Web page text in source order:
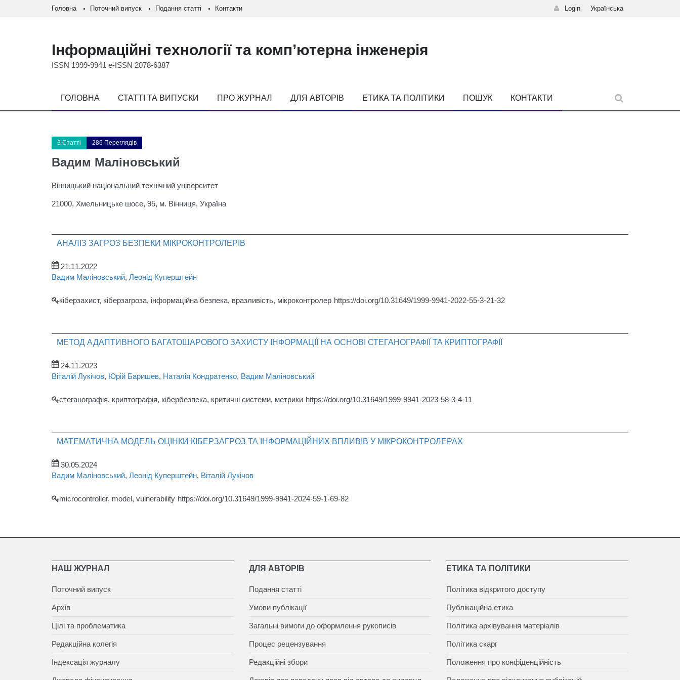
Головна Поточний випуск Подання статті Контакти Login Українська
Інформаційні технології та комп’ютерна інженерія
ISSN 1999-9941 e-ISSN 2078-6387
ГОЛОВНА СТАТТІ ТА ВИПУСКИ ПРО ЖУРНАЛ ДЛЯ АВТОРІВ ЕТИКА ТА ПОЛІТИКИ ПОШУК КОНТАКТИ
3 Статті 286 Переглядів
Вадим Маліновський
Вінницький національний технічний університет
21000, Хмельницьке шосе, 95, м. Вінниця, Україна
АНАЛІЗ ЗАГРОЗ БЕЗПЕКИ МІКРОКОНТРОЛЕРІВ
21.11.2022
Вадим Маліновський, Леонід Куперштейн
кіберзахист, кіберзагроза, інформаційна безпека, вразливість, мікроконтролер https://doi.org/10.31649/1999-9941-2022-55-3-21-32
МЕТОД АДАПТИВНОГО БАГАТОШАРОВОГО ЗАХИСТУ ІНФОРМАЦІЇ НА ОСНОВІ СТЕГАНОГРАФІЇ ТА КРИПТОГРАФІЇ
24.11.2023
Віталій Лукічов, Юрій Баришев, Наталія Кондратенко, Вадим Маліновський
стеганографія, криптографія, кібербезпека, критичні системи, метрики https://doi.org/10.31649/1999-9941-2023-58-3-4-11
МАТЕМАТИЧНА МОДЕЛЬ ОЦІНКИ КІБЕРЗАГРОЗ ТА ІНФОРМАЦІЙНИХ ВПЛИВІВ У МІКРОКОНТРОЛЕРАХ
30.05.2024
Вадим Маліновський, Леонід Куперштейн, Віталій Лукічов
microcontroller, model, vulnerability https://doi.org/10.31649/1999-9941-2024-59-1-69-82
НАШ ЖУРНАЛ
Поточний випуск
Архів
Цілі та проблематика
Редакційна колегія
Індексація журналу
ДЛЯ АВТОРІВ
Подання статті
Умови публікації
Загальні вимоги до оформлення рукописів
Процес рецензування
Редакційні збори
ЕТИКА ТА ПОЛІТИКИ
Політика відкритого доступу
Публікаційна етика
Політика архівування матеріалів
Політика скарг
Положення про конфіденційність